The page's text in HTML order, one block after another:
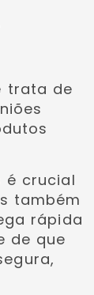
trata de
é crucial
também
rápida
de que